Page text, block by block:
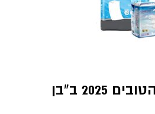
שבוע המעשים הטובים 2025 ב"בן